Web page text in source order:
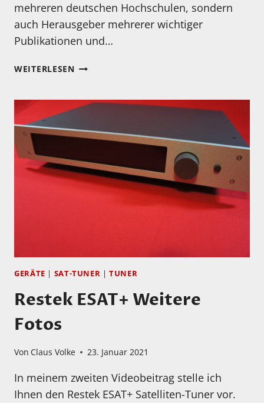
mehreren deutschen Hochschulen, sondern
auch Herausgeber mehrerer wichtiger
Publikationen und…
WEITERLESENCHARLIE
BIOGRAFIE
WOLFRAM
GERÄTE | SAT-TUNER |TUNER
Restek ESAT+ Weitere
Fotos
Von Claus Volke 23. Januar 2021
In meinem zweiten Videobeitrag stelle ich
Ihnen den Restek ESAT+ Satelliten-Tuner vor.